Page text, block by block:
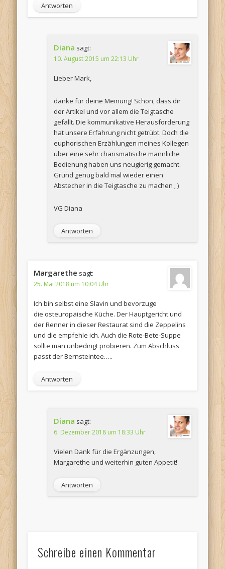
Antworten
Diana sagt:
10. August 2015 um 22:13 Uhr
Lieber Mark,
danke für deine Meinung! Schön, dass dir
der Artikel und vor allem die Teigtasche
gefällt. Die kommunikative Herausforderung
hat unsere Erfahrung nicht getrübt. Doch die
euphorischen Erzählungen meines Kollegen
über eine sehr charismatische männliche
Bedienung haben uns neugierig gemacht.
Grund genug bald mal wieder einen
Abstecher in die Teigtasche zu machen ; )
VG Diana
Antworten
Margarethe sagt:
25. Mai 2018 um 10:04 Uhr
Ich bin selbst eine Slavin und bevorzuge
die osteuropäische Küche. Der Hauptgericht und
der Renner in dieser Restaurat sind die Zeppelins
und die empfehle ich. Auch die Rote-Bete-Suppe
sollte man unbedingt probieren. Zum Abschluss
passt der Bernsteintee…..
Antworten
Diana sagt:
6. Dezember 2018 um 18:33 Uhr
Vielen Dank für die Ergänzungen,
Margarethe und weiterhin guten Appetit!
Antworten
Schreibe einen Kommentar